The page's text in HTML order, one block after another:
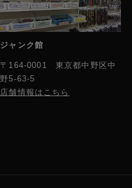
ジャンク館
〒164-0001 東京都中野区中
野5-63-5
店舗情報はこちら